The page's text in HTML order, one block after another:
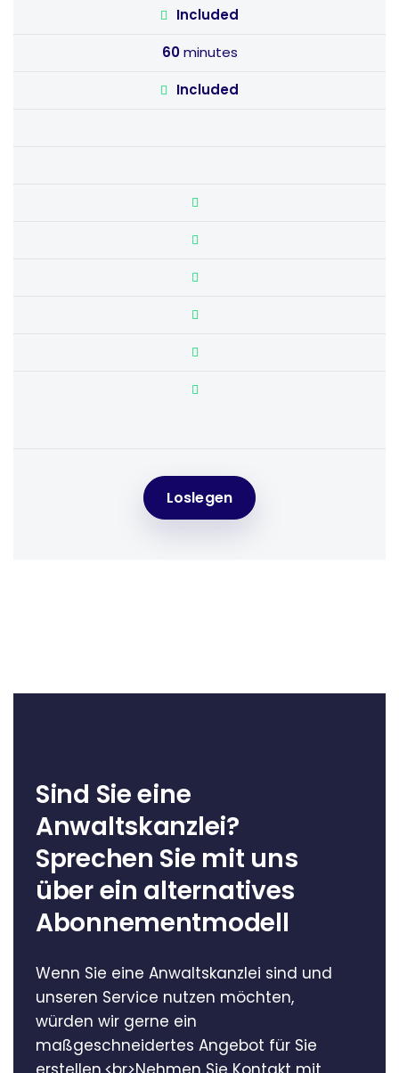
Included
60minutes
Included
Loslegen
Sind Sie eine
Anwaltskanzlei?
Sprechen Sie mit uns
über ein alternatives
Abonnementmodell
Wenn Sie eine Anwaltskanzlei sind und
unseren Service nutzen möchten,
würden wir gerne ein
maßgeschneidertes Angebot für Sie